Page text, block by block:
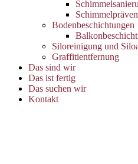
Bodenbeschichtungen
Siloreinigung und
Graffitientfernung
Das sind wir
Das ist fertig
Das suchen wir
Kontakt